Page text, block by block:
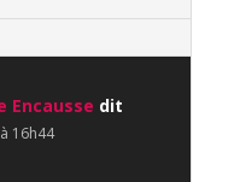
Encausse dit
16h44